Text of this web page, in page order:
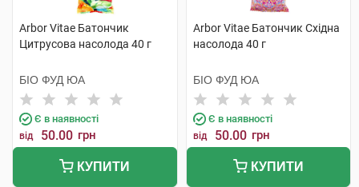
Arbor Vitae Батончик
Цитрусова насолода 40 г
БІО ФУД ЮА
Є в наявності
від 50.00 грн
КУПИТИ
Arbor Vitae Батончик Східна
насолода 40 г
БІО ФУД ЮА
Є в наявності
від 50.00 грн
КУПИТИ